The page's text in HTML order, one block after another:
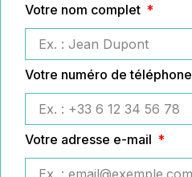
Votre nom complet
Votre numéro de téléphone
Votre adresse e-mail